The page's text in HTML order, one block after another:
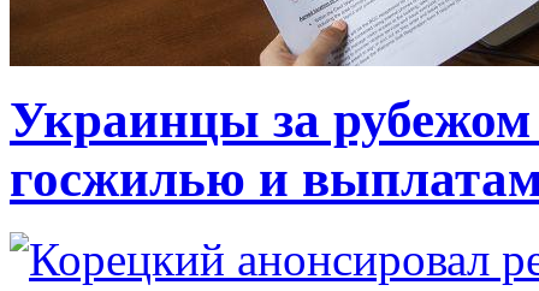
Украинцы за рубежом
госжилью и